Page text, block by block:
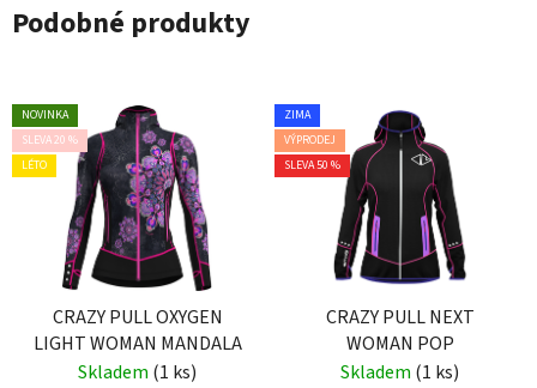
Podobné produkty
NOVINKA
SLEVA 20 %
LÉTO
CRAZY PULL OXYGEN
LIGHT WOMAN MANDALA
Skladem (1 ks)
ZIMA
VÝPRODEJ
SLEVA 50 %
CRAZY PULL NEXT
WOMAN POP
Skladem (1 ks)